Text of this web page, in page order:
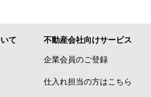
て 不動産会社向けサービス
企業会員のご登録
仕入れ担当の方はこちら